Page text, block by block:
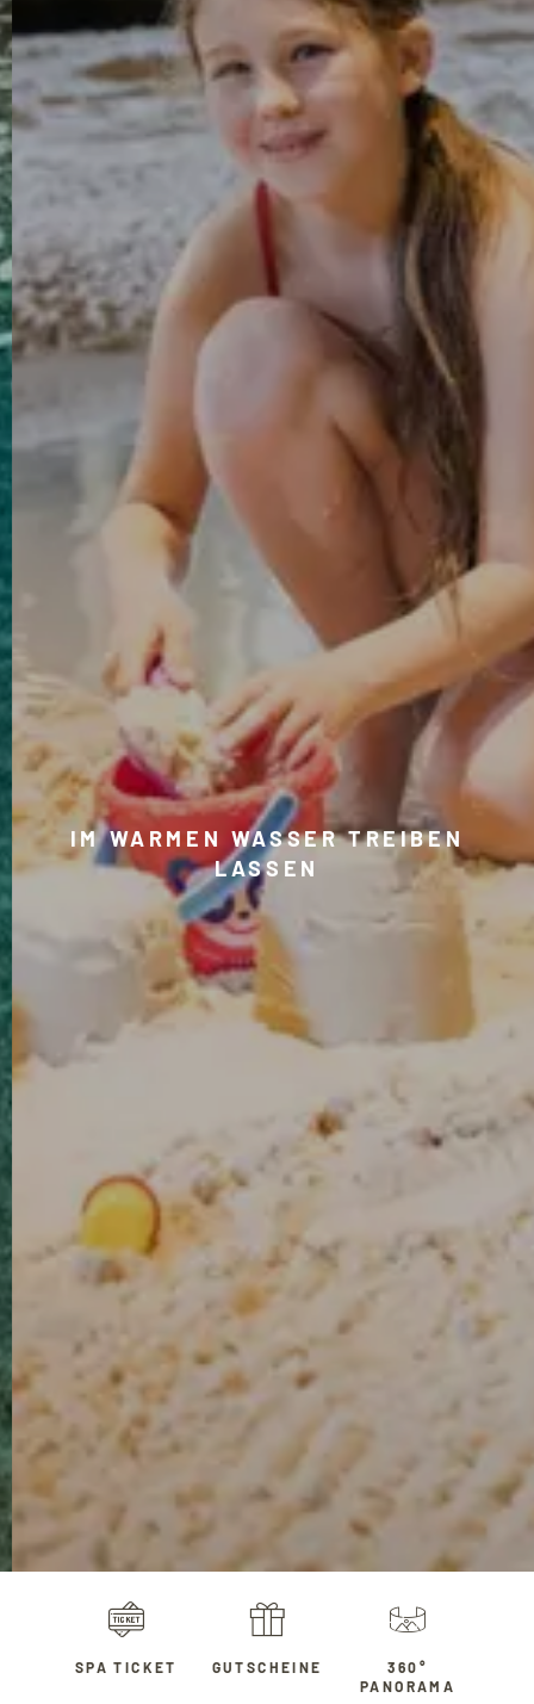
IM WARMEN WASSER TREIBEN
LASSEN
SPA TICKET GUTSCHEINE
360°
PANORAMA